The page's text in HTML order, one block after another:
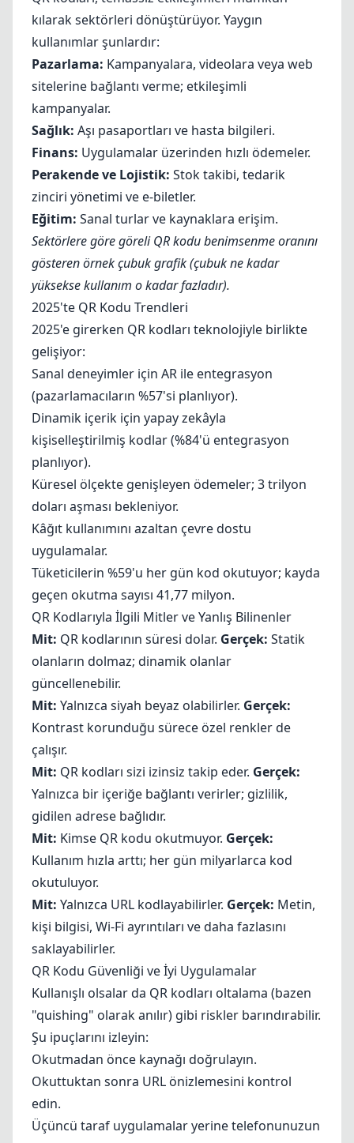
kılarak sektörleri dönüştürüyor. Yaygın
kullanımlar şunlardır:
Pazarlama: Kampanyalara, videolara veya web
sitelerine bağlantı verme; etkileşimli
kampanyalar.
Sağlık: Aşı pasaportları ve hasta bilgileri.
Finans: Uygulamalar üzerinden hızlı ödemeler.
Perakende ve Lojistik: Stok takibi, tedarik
zinciri yönetimi ve e-biletler.
Eğitim: Sanal turlar ve kaynaklara erişim.
Sektörlere göre göreli QR kodu benimsenme oranını
gösteren örnek çubuk grafik (çubuk ne kadar
yüksekse kullanım o kadar fazladır).
2025'te QR Kodu Trendleri
2025'e girerken QR kodları teknolojiyle birlikte
gelişiyor:
Sanal deneyimler için AR ile entegrasyon
(pazarlamacıların %57'si planlıyor).
Dinamik içerik için yapay zekâyla
kişiselleştirilmiş kodlar (%84'ü entegrasyon
planlıyor).
Küresel ölçekte genişleyen ödemeler; 3 trilyon
doları aşması bekleniyor.
Kâğıt kullanımını azaltan çevre dostu
uygulamalar.
Tüketicilerin %59'u her gün kod okutuyor; kayda
geçen okutma sayısı 41,77 milyon.
QR Kodlarıyla İlgili Mitler ve Yanlış Bilinenler
Mit: QR kodlarının süresi dolar. Gerçek: Statik
olanların dolmaz; dinamik olanlar
güncellenebilir.
Mit: Yalnızca siyah beyaz olabilirler. Gerçek:
Kontrast korunduğu sürece özel renkler de
çalışır.
Mit: QR kodları sizi izinsiz takip eder. Gerçek:
Yalnızca bir içeriğe bağlantı verirler; gizlilik,
gidilen adrese bağlıdır.
Mit: Kimse QR kodu okutmuyor. Gerçek:
Kullanım hızla arttı; her gün milyarlarca kod
okutuluyor.
Mit: Yalnızca URL kodlayabilirler. Gerçek: Metin,
kişi bilgisi, Wi-Fi ayrıntıları ve daha fazlasını
saklayabilirler.
QR Kodu Güvenliği ve İyi Uygulamalar
Kullanışlı olsalar da QR kodları oltalama (bazen
"quishing" olarak anılır) gibi riskler barındırabilir.
Şu ipuçlarını izleyin:
Okutmadan önce kaynağı doğrulayın.
Okuttuktan sonra URL önizlemesini kontrol
edin.
Üçüncü taraf uygulamalar yerine telefonunuzun